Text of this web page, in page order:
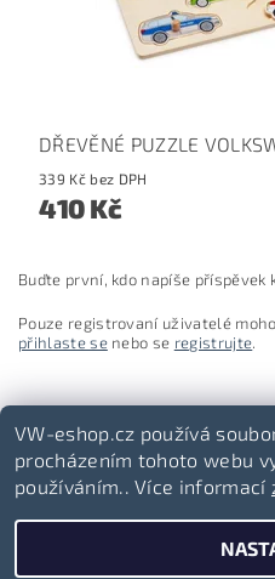
DŘEVĚNÉ PUZZLE
339 Kč bez DPH
410 Kč
Buďte první, kdo napíše příspěvek
Pouze registrovaní uživatelé
přihlaste senebo se registrujte.
VW-eshop.cz používá
procházením tohoto webu
používáním.. Více informací